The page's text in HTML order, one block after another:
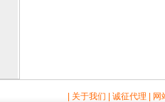
| 关于我们 | 诚征代理 |